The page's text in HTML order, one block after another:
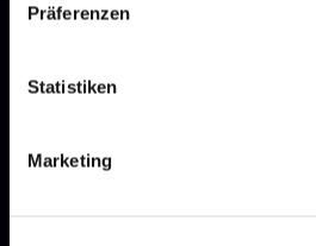
Präferenzen
Statistiken
Marketing